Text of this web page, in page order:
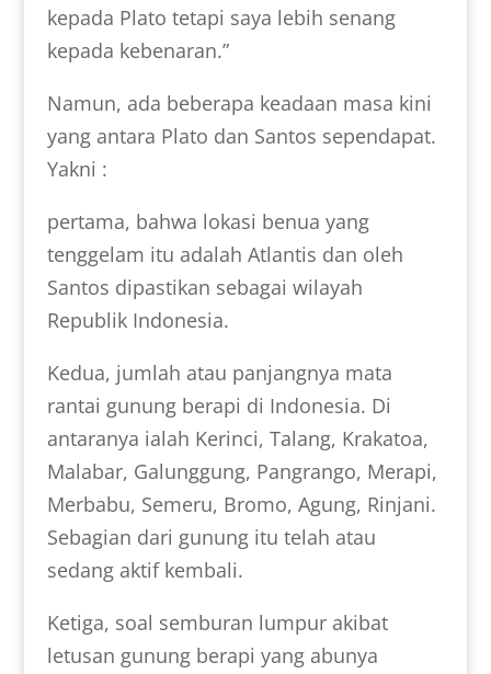
kepada Plato tetapi saya lebih senang
kepada kebenaran.”
Namun, ada beberapa keadaan masa kini
yang antara Plato dan Santos sependapat.
Yakni :
pertama, bahwa lokasi benua yang
tenggelam itu adalah Atlantis dan oleh
Santos dipastikan sebagai wilayah
Republik Indonesia.
Kedua, jumlah atau panjangnya mata
rantai gunung berapi di Indonesia. Di
antaranya ialah Kerinci, Talang, Krakatoa,
Malabar, Galunggung, Pangrango, Merapi,
Merbabu, Semeru, Bromo, Agung, Rinjani.
Sebagian dari gunung itu telah atau
sedang aktif kembali.
Ketiga, soal semburan lumpur akibat
letusan gunung berapi yang abunya